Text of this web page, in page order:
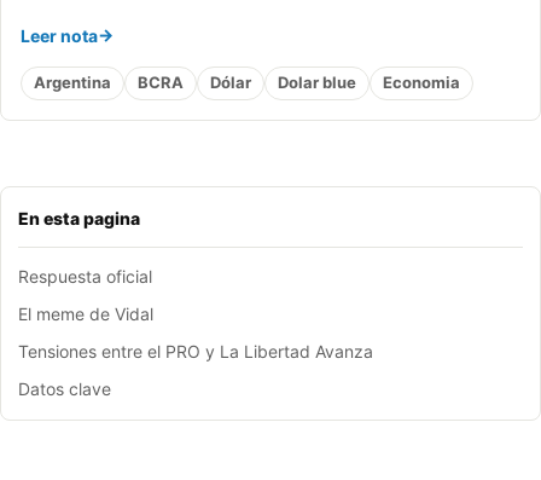
En esta pagina
Respuesta oficial
El meme de Vidal
Tensiones entre el PRO y La Libertad Avanza
Datos clave
Leer nota
Argentina BCRA Dólar Dolar blue Economia